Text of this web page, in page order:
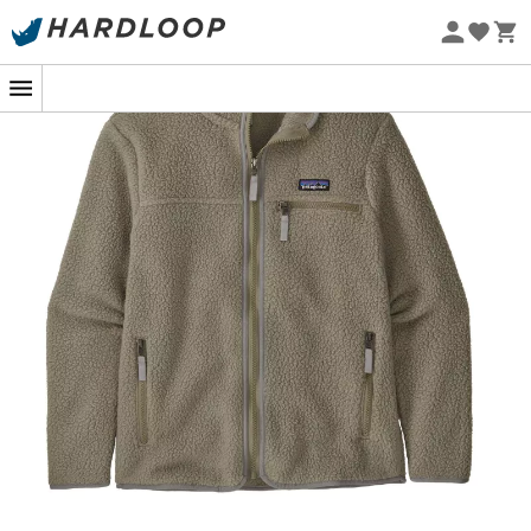
Øko-fremstillet